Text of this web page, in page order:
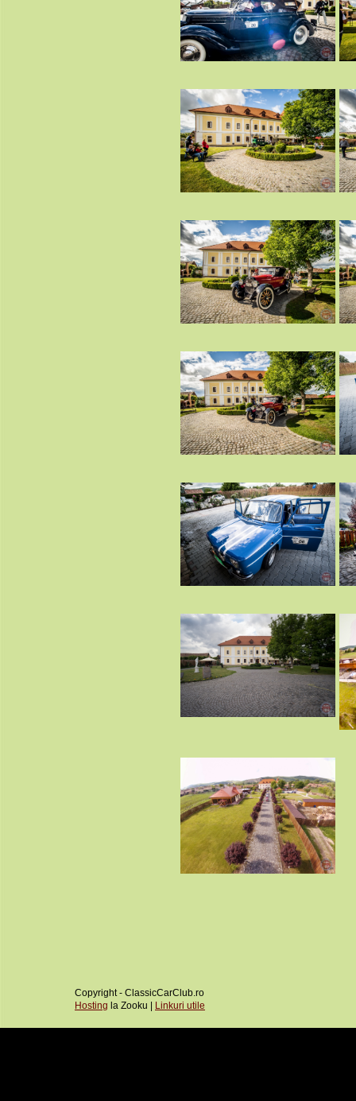
Copyright - ClassicCarClub.ro
Hosting la Zooku | Linkuri utile